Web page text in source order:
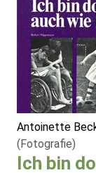
Antoinette
(Fotografie)
Ich bin